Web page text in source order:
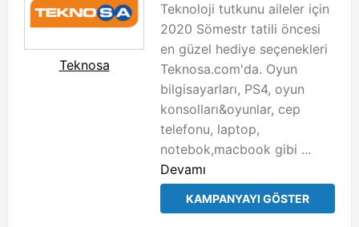
Teknosa
Teknoloji tutkunu aileler için
2020 Sömestr tatili öncesi
en güzel hediye seçenekleri
Teknosa.com'da. Oyun
bilgisayarları, PS4, oyun
konsolları&oyunlar, cep
telefonu, laptop,
notebok,macbook gibi ...
Devamı
KAMPANYAYI GÖSTER